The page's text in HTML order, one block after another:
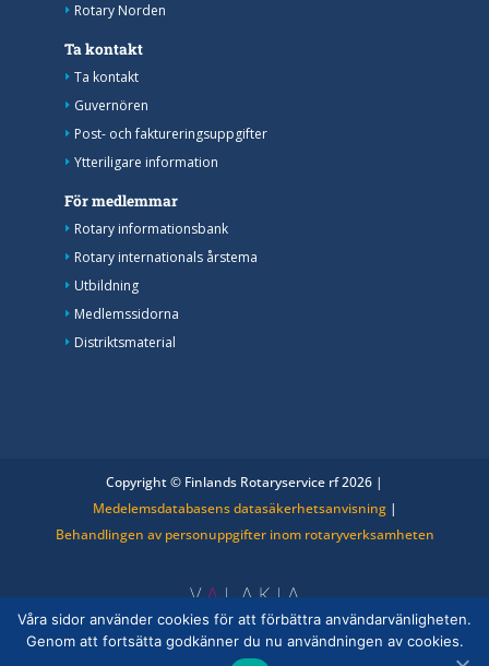
Rotary Norden
Ta kontakt
Ta kontakt
Guvernören
Post- och faktureringsuppgifter
Ytteriligare information
För medlemmar
Rotary informationsbank
Rotary internationals årstema
Utbildning
Medlemssidorna
Distriktsmaterial
Copyright © Finlands Rotaryservice rf 2026 |
Medelemsdatabasens datasäkerhetsanvisning|
Behandlingen av personuppgifter inom rotaryverksamheten
Våra sidor använder cookies för att förbättra användarvänligheten.
Genom att fortsätta godkänner du nu användningen av cookies.